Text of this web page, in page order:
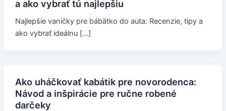
a ako vybrať tú najlepšiu
Najlepšie vaničky pre bábätko do auta: Recenzie, tipy a
ako vybrať ideálnu […]
Ako uháčkovať kabátik pre novorodenca:
Návod a inšpirácie pre ručne robené
darčeky